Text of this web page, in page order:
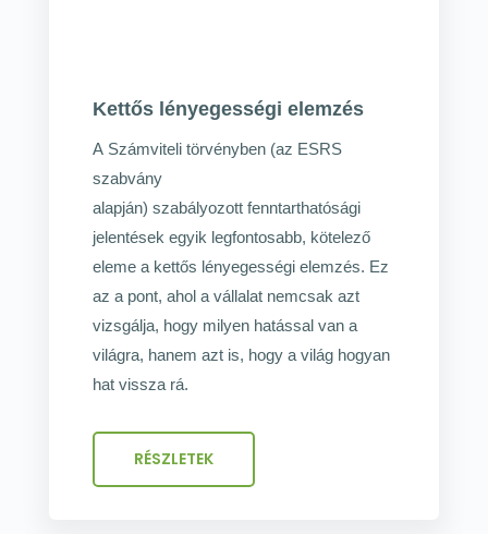
Kettős lényegességi elemzés
A Számviteli törvényben (az ESRS
szabvány
alapján) szabályozott fenntarthatósági
jelentések egyik legfontosabb, kötelező
eleme a kettős lényegességi elemzés. Ez
az a pont, ahol a vállalat nemcsak azt
vizsgálja, hogy milyen hatással van a
világra, hanem azt is, hogy a világ hogyan
hat vissza rá.
RÉSZLETEK